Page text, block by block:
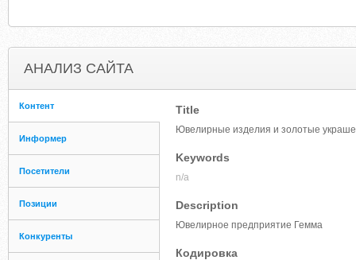
АНАЛИЗ САЙТА
Контент
Информер
Посетители
Позиции
Конкуренты
Title
Ювелирные изделия и золотые
Keywords
n/a
Description
Ювелирное предприятие Гемма
Кодировка